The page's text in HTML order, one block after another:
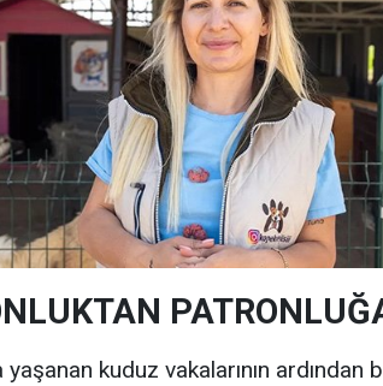
yaşanan kuduz vakalarının